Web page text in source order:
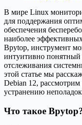
В мире Linux
для поддержания
обеспечения
наиболее
Bpytop, инструмент
интуитивно понятный
отслеживания
этой статье мы
Debian 12,
устранению
Что такое